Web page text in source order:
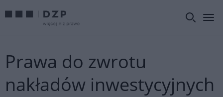
Prawa do zwrotu
nakładów inwestycyjnych